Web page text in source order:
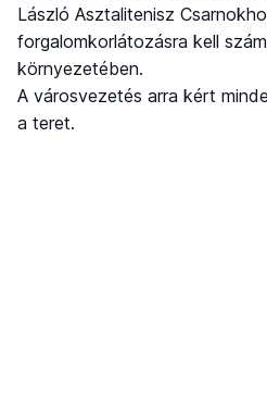
László Asztalitenisz
forgalomkorlátozásra kell
környezetében.
A városvezetés arra kért
a teret.